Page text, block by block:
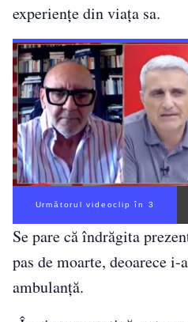
experiențe din viața sa.
Următorul videoclip în 2
Se pare că îndrăgita
pas de moarte, deoarece i-
ambulanță.